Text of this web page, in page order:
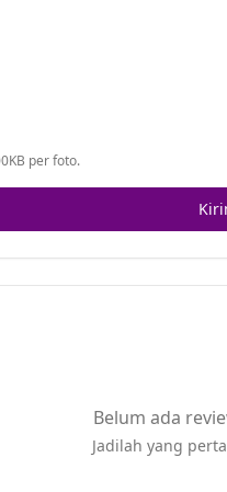
per foto.
Belum ada
Jadilah yang